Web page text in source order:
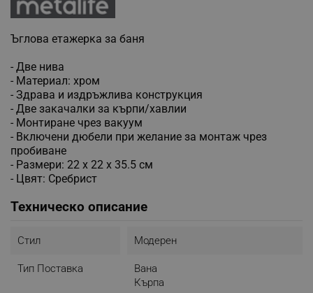
Ъглова етажерка за баня
- Две нива
- Материал: хром
- Здрава и издръжлива конструкция
- Две закачалки за кърпи/хавлии
- Монтиране чрез вакуум
- Включени дюбели при желание за монтаж чрез
пробиване
- Размери: 22 x 22 x 35.5 см
- Цвят: Сребрист
Техническо описание
Стил Модерен
Тип Поставка
Вана
Кърпа